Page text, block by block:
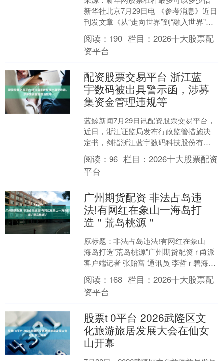
新华社北京7月29日电 《参考消息》近日
刊发文章《从“走向世界”到“融入世界”：
“中国制造”在全球产业变局中释放新价
值》。全....
阅读： 190 栏目：2026十大股票配
资平台
配资股票交易平台 浙江蓝
宇数码被出具警示函，涉募
集资金管理违规等
蓝鲸新闻7月29日讯配资股票交易平台，
近日，浙江证监局发布行政监管措施决
定书，剑指浙江蓝宇数码科技股份有限
公司及相关责任人。 决定书显示，浙江
蓝宇数码科技股份有....
阅读：96 栏目：2026十大股票配资
平台
广州期货配资 非法占岛违
法!有网红在象山一海岛打
造＂荒岛桃源＂
原标题：非法占岛违法!有网红在象山一
海岛打造"荒岛桃源"广州期货配资 r 甬派
客户端记者 张贻富 通讯员 李哲 r 碧海环
绕，孤岛伫立，小屋错落、炊烟袅袅。
在短....
阅读： 168 栏目：2026十大股票配
资平台
股票t 0平台 2026武隆区文
化旅游旅居发展大会在仙女
山开幕